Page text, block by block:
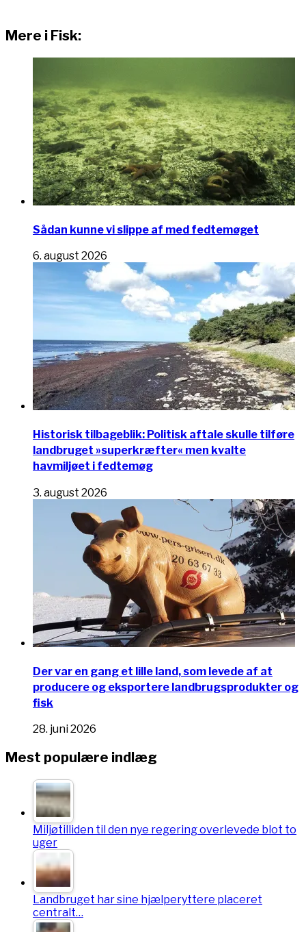
Mere i Fisk:
Sådan kunne vi slippe af med fedtemøget
6. august 2026
Historisk tilbageblik: Politisk aftale skulle tilføre
landbruget »superkræfter« men kvalte
havmiljøet i fedtemøg
3. august 2026
Der var en gang et lille land, som levede af at
producere og eksportere landbrugsprodukter og
fisk
28. juni 2026
Mest populære indlæg
Miljøtilliden til den nye regering overlevede blot to
uger
Landbruget har sine hjælperyttere placeret
centralt…